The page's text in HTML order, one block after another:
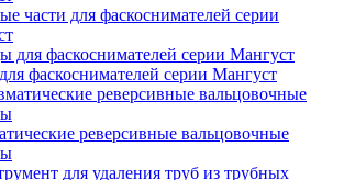
части для фаскоснимателей серии
фаскоснимателей серии Мангуст
реверсивные вальцовочные